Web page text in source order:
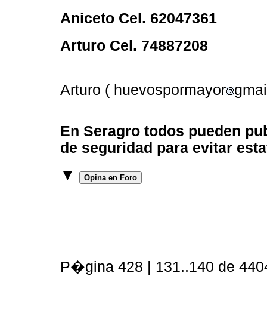
Aniceto Cel. 62047361
Arturo Cel. 74887208
Arturo ( huevospormayor
En Seragro todos pueden
de seguridad para evitar
▼
Opina en Foro
P�gina 428 | 131..140 de